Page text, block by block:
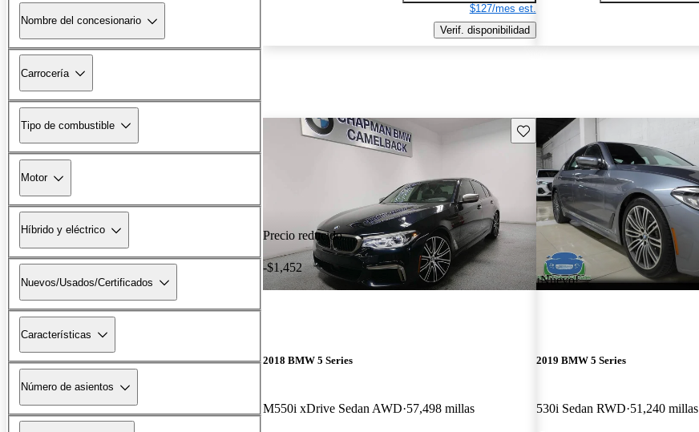
Nombre del concesionario
Carrocería
Tipo de combustible
Motor
Híbrido y eléctrico
Nuevos/Usados/Certificados
Características
Número de asientos
$127/mes est.
Verif. disponibilidad
Precio reducido
-$1,452
Guarda este Aviso
2018 BMW 5 Series
M550i xDrive Sedan AWD 57,498 millas
¡Nuevo!
2019 BMW 5 Series
530i Sedan RWD 51,240 millas